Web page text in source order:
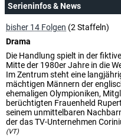
Serieninfos & News
bisher 14 Folgen (2 Staffeln)
Drama
Die Handlung spielt in der
Mitte der 1980er Jahre in die
Im Zentrum steht eine
mächtigen Männern der
ehemaligen Olympioniken,
berüchtigten Frauenheld
seinem unmittelbaren
der das TV-Unternehmen
(VT)